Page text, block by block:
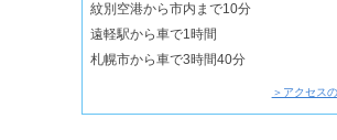
紋別空港から市内まで10分
遠軽駅から車で1時間
札幌市から車で3時間40分
＞アクセス